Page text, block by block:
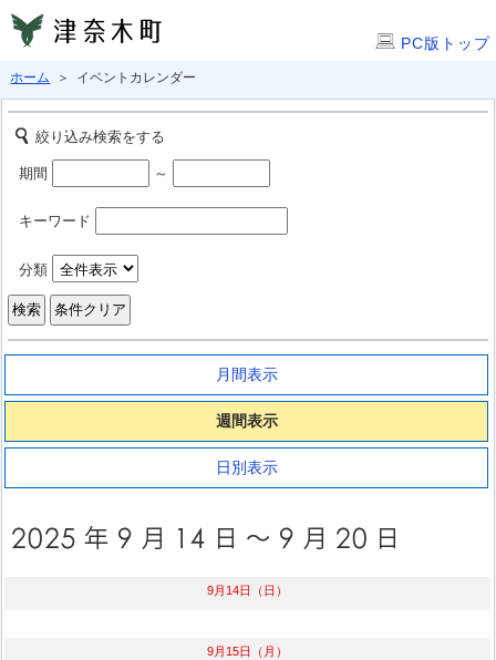
PC版トップ
ホーム ＞ イベントカレンダー
絞り込み検索をする
期間 ～
キーワード
分類
月間表示
週間表示
日別表示
9月14日（日）
9月15日（月）